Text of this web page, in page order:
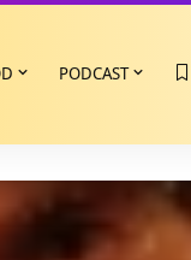
PODCAST